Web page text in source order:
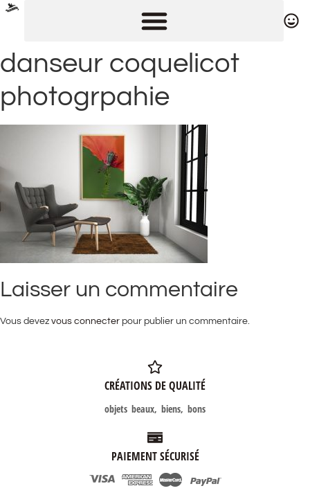
danseur coquelicot
photogrpahie
Laisser un commentaire
Vous devez vous connecter pour publier un commentaire.
CRÉATIONS DE QUALITÉ
objets beaux, biens, bons
PAIEMENT SÉCURISÉ